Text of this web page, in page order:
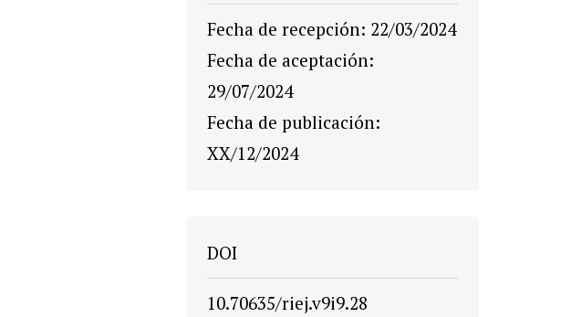
Fecha de recepción: 22/03/2024
Fecha de aceptación:
29/07/2024
Fecha de publicación:
XX/12/2024
DOI
10.70635/riej.v9i9.28